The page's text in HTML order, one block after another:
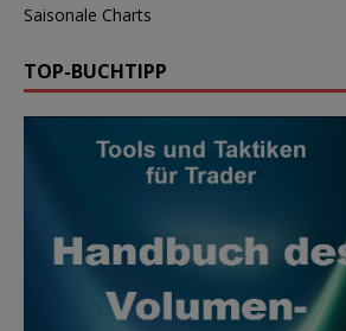
Saisonale Charts
TOP-BUCHTIPP